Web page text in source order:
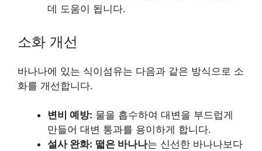
데 도움이 됩니다.
소화 개선
바나나에 있는 식이섬유는 다음과 같은 방식으로 소
화를 개선합니다.
변비 예방: 물을 흡수하여 대변을 부드럽게
만들어 대변 통과를 용이하게 합니다.
설사 완화: 떫은 바나나는 신선한 바나나보다